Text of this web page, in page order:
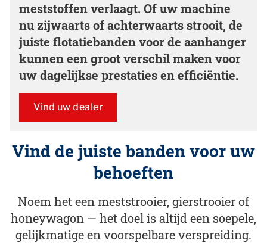
meststoffen verlaagt. Of uw machine
nu zijwaarts of achterwaarts strooit, de
juiste flotatiebanden voor de aanhanger
kunnen een groot verschil maken voor
uw dagelijkse prestaties en efficiëntie.
Vind uw dealer
Vind de juiste banden voor uw
behoeften
Noem het een meststrooier, gierstrooier of
honeywagon — het doel is altijd een soepele,
gelijkmatige en voorspelbare verspreiding.